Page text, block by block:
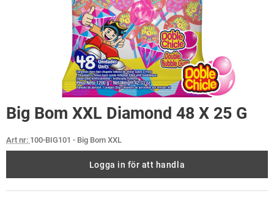
Big Bom XXL Diamond 48 X 25 G
Art nr: 100-BIG101 - Big Bom XXL
Logga in för att handla